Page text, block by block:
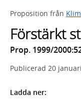
framträder
lista
med
sökförslag
Proposition från
Förstärkt
Prop. 1999/
Publicerad 20
Ladda ner: